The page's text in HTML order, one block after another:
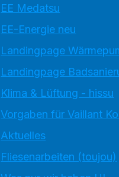
EE Medatsu
EE-Energie neu
Landingpage
Landingpage
Klima & Lüftung - hissu
Vorgaben für Vaillant
Aktuelles
Fliesenarbeiten (toujou)